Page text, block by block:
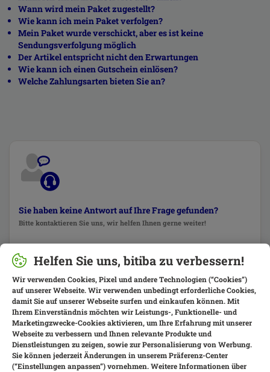
Wann wird mein Paket zugestellt?
Wie kann ich mein Paket verfolgen?
Mein Paket wurde verschickt, aber es ist keine
Sendungsverfolgung möglich
Der Artikel entspricht nicht den Erwartungen
Wie kann ich einen Gutschein einlösen?
Welche Zahlungsarten bieten Sie an?
Sie haben keine Antwort auf Ihre Frage gefunden?
Bitte kontaktieren Sie uns, wir helfen Ihnen gerne weiter!
Kontaktieren Sie uns
Helfen Sie uns, bitiba zu verbessern!
Wir verwenden Cookies, Pixel und andere Technologien (“Cookies”)
auf unserer Webseite. Wir verwenden unbedingt erforderliche Cookies,
damit Sie auf unserer Webseite surfen und einkaufen können. Mit
Ihrem Einverständnis möchten wir Leistungs-, Funktionelle- und
Marketingzwecke-Cookies aktivieren, um Ihre Erfahrung mit unserer
Webseite zu verbessern und Ihnen relevante Produkte und
Dienstleistungen zu zeigen, sowie zur Personalisierung von Werbung.
Sie können jederzeit Änderungen in unserem Präferenz-Center
(“Einstellungen anpassen”) vornehmen. Weitere Informationen über